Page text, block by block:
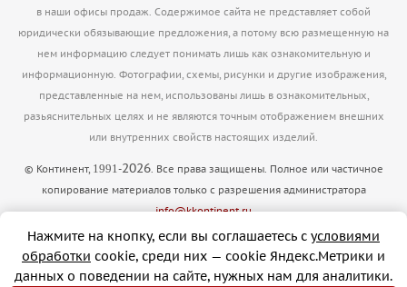
в наши офисы продаж. Содержимое сайта не представляет собой
юридически обязывающие предложения, а потому всю размещенную на
нем информацию следует понимать лишь как ознакомительную и
информационную. Фотографии, схемы, рисунки и другие изображения,
представленные на нем, использованы лишь в ознакомительных,
разьяснительных целях и не являются точным отображением внешних
или внутренних свойств настоящих изделий.
© Континент, 1991-2026. Все права защищены. Полное или частичное
копирование материалов только с разрешения администратора
info@kkontinent.ru
Версия для печати
Нажмите на кнопку, если вы соглашаетесь с условиями
обработки cookie, cреди них — cookie Яндекс.Метрики и
данных о поведении на сайте, нужных нам для аналитики.